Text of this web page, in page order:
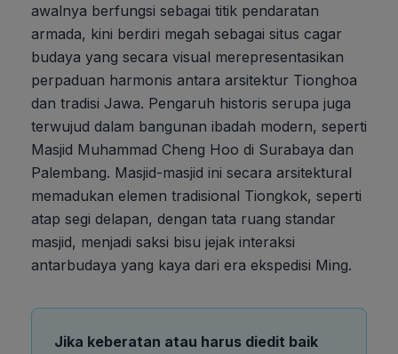
awalnya berfungsi sebagai titik pendaratan
armada, kini berdiri megah sebagai situs cagar
budaya yang secara visual merepresentasikan
perpaduan harmonis antara arsitektur Tionghoa
dan tradisi Jawa. Pengaruh historis serupa juga
terwujud dalam bangunan ibadah modern, seperti
Masjid Muhammad Cheng Hoo di Surabaya dan
Palembang. Masjid-masjid ini secara arsitektural
memadukan elemen tradisional Tiongkok, seperti
atap segi delapan, dengan tata ruang standar
masjid, menjadi saksi bisu jejak interaksi
antarbudaya yang kaya dari era ekspedisi Ming.
Jika keberatan atau harus diedit baik